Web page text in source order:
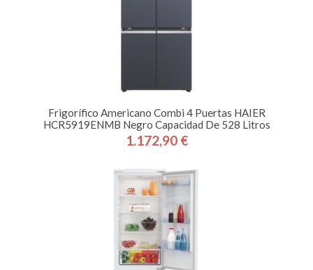
Frigorífico Americano Combi 4 Puertas HAIER
HCR5919ENMB Negro Capacidad De 528 Litros
Precio
1.172,90 €